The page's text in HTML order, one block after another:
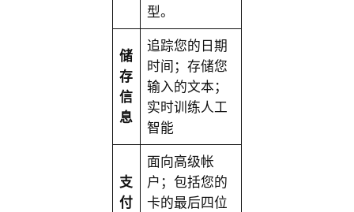
型。
储
存
信
息
追踪您的日期
时间；存储您
输入的文本；
实时训练人工
智能
支
付
面向高级帐
户；包括您的
卡的最后四位